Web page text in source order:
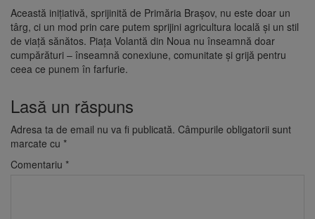
Această inițiativă, sprijinită de Primăria Brașov, nu este doar un
târg, ci un mod prin care putem sprijini agricultura locală și un stil
de viață sănătos. Piața Volantă din Noua nu înseamnă doar
cumpărături – înseamnă conexiune, comunitate și grijă pentru
ceea ce punem în farfurie.
Lasă un răspuns
Adresa ta de email nu va fi publicată. Câmpurile obligatorii sunt
marcate cu *
Comentariu *